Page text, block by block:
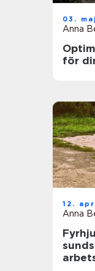
03.
Anna
för
12.
Anna